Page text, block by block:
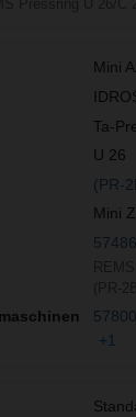
Mini
Ta-
U 26
(PR-
Mini
+1